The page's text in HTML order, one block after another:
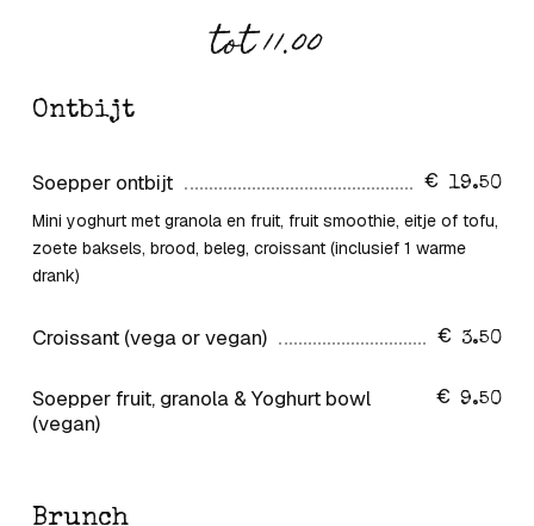
tot 11.00
Ontbijt
Soepper ontbijt 19.50
Mini yoghurt met granola en fruit, fruit smoothie, eitje of tofu,
zoete baksels, brood, beleg, croissant (inclusief 1 warme
drank)
Croissant (vega or vegan) 3.50
Soepper fruit, granola & Yoghurt bowl
(vegan)
9.50
Brunch